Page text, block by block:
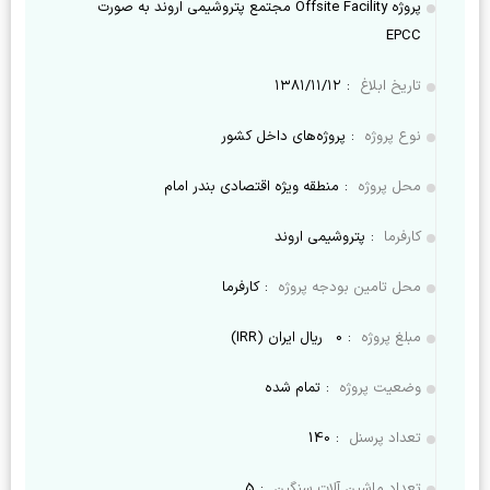
پروژه Offsite Facility مجتمع پتروشیمی اروند به صورت
EPCC
تاریخ ابلاغ : ۱۳۸۱/۱۱/۱۲
نوع پروژه : پروژه‌های داخل کشور
محل پروژه : منطقه ویژه اقتصادی بندر امام
کارفرما : پتروشیمی اروند
محل تامین بودجه پروژه : کارفرما
مبلغ پروژه :
0 ریال ایران (IRR)
وضعیت پروژه : تمام شده
تعداد پرسنل :
140